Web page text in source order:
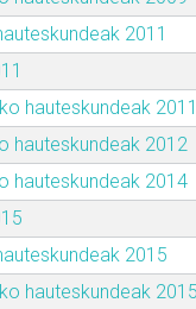
2011
hauteskundeak 2011
hauteskundeak 2012
hauteskundeak 2014
2015
hauteskundeak 2015